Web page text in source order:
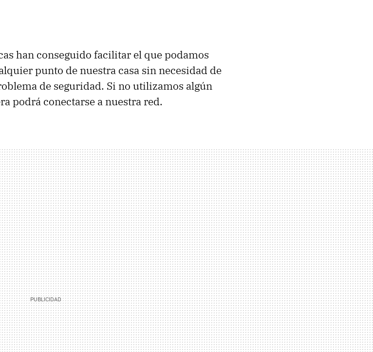
han conseguido facilitar el que podamos
punto de nuestra casa sin necesidad de
de seguridad. Si no utilizamos algún
podrá conectarse a nuestra red.